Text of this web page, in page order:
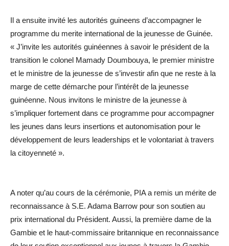
Il a ensuite invité les autorités guineens d’accompagner le
programme du merite international de la jeunesse de Guinée.
« J’invite les autorités guinéennes à savoir le président de la
transition le colonel Mamady Doumbouya, le premier ministre
et le ministre de la jeunesse de s’investir afin que ne reste à la
marge de cette démarche pour l’intérêt de la jeunesse
guinéenne. Nous invitons le ministre de la jeunesse à
s’impliquer fortement dans ce programme pour accompagner
les jeunes dans leurs insertions et autonomisation pour le
développement de leurs leaderships et le volontariat à travers
la citoyenneté ».
A noter qu’au cours de la cérémonie, PIA a remis un mérite de
reconnaissance à S.E. Adama Barrow pour son soutien au
prix international du Président. Aussi, la première dame de la
Gambie et le haut-commissaire britannique en reconnaissance